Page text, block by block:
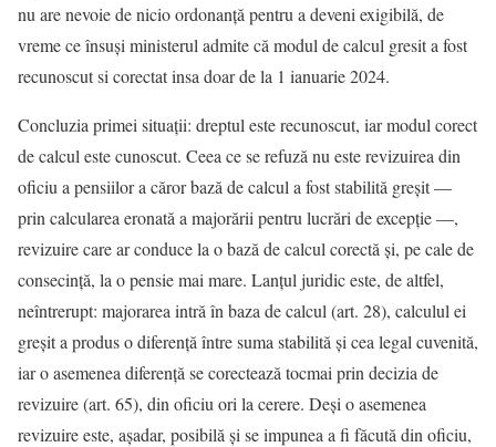
nu are nevoie de nicio ordonanță pentru a deveni exigibilă, de
vreme ce însuși ministerul admite că modul de calcul gresit a fost
recunoscut si corectat insa doar de la 1 ianuarie 2024.
Concluzia primei situații: dreptul este recunoscut, iar modul corect
de calcul este cunoscut. Ceea ce se refuză nu este revizuirea din
oficiu a pensiilor a căror bază de calcul a fost stabilită greșit —
prin calcularea eronată a majorării pentru lucrări de excepție —,
revizuire care ar conduce la o bază de calcul corectă și, pe cale de
consecință, la o pensie mai mare. Lanțul juridic este, de altfel,
neîntrerupt: majorarea intră în baza de calcul (art. 28), calculul ei
greșit a produs o diferență între suma stabilită și cea legal cuvenită,
iar o asemenea diferență se corectează tocmai prin decizia de
revizuire (art. 65), din oficiu ori la cerere. Deși o asemenea
revizuire este, așadar, posibilă și se impunea a fi făcută din oficiu,